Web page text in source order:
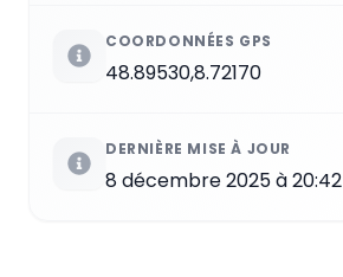
COORDONNÉES GPS
48.89530,8.72170
DERNIÈRE MISE À JOUR
8 décembre 2025 à 20:42